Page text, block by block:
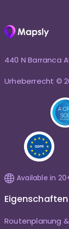
440 N Barranca
Urheberrecht ©
Available in
Eigenschaften
Routenplanung